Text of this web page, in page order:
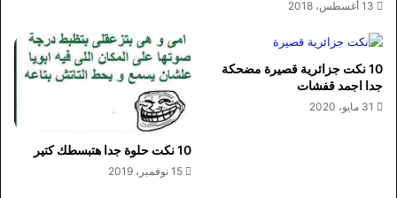
13 أغسطس، 2018
10 نكت جزائرية قصيرة مضحكة
جدا اجمد قفشات
31 مايو، 2020
10 نكت حلوة جدا هتبسطك كتير
15 نوفمبر، 2019